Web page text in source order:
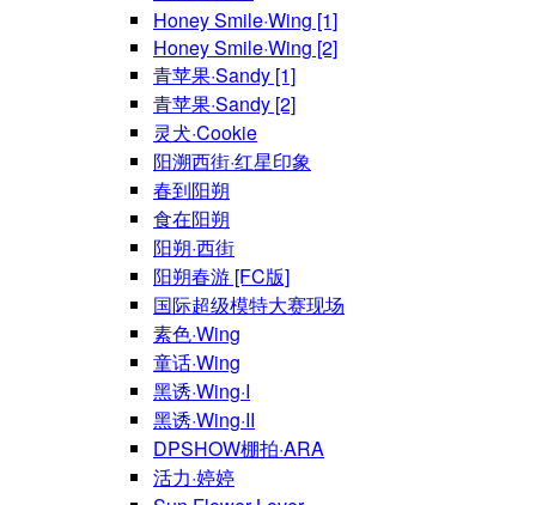
Honey Smile·Wing [1]
Honey Smile·Wing [2]
青苹果·Sandy [1]
青苹果·Sandy [2]
灵犬·Cookie
阳溯西街·红星印象
春到阳朔
食在阳朔
阳朔·西街
阳朔春游 [FC版]
国际超级模特大赛现场
素色·Wing
童话·Wing
黑诱·Wing·I
黑诱·Wing·II
DPSHOW棚拍·ARA
活力·婷婷